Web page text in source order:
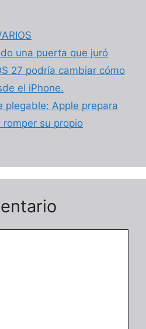
una puerta que juró
27 podría cambiar cómo
el iPhone.
plegable: Apple prepara
su propio